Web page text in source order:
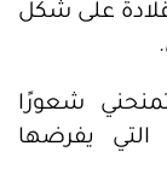
على شكل
شعورًا
التي يفرضها